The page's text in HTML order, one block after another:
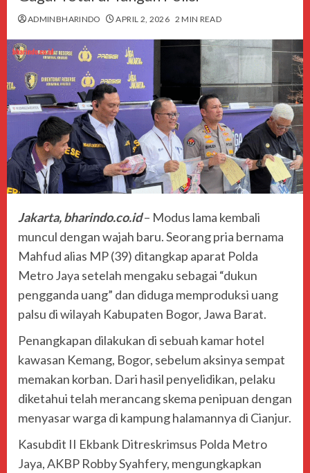
ADMINBHARINDO APRIL 2, 2026 2 MIN READ
Jakarta, bharindo.co.id– Modus lama kembali
muncul dengan wajah baru. Seorang pria bernama
Mahfud alias MP(39) ditangkap aparat Polda
Metro Jaya setelah mengaku sebagai “dukun
pengganda uang” dan diduga memproduksi uang
palsu di wilayah Kabupaten Bogor, Jawa Barat.
Penangkapan dilakukan di sebuah kamar hotel
kawasan Kemang, Bogor, sebelum aksinya sempat
memakan korban. Dari hasil penyelidikan, pelaku
diketahui telah merancang skema penipuan dengan
menyasar warga di kampung halamannya di Cianjur.
Kasubdit II Ekbank Ditreskrimsus Polda Metro
Jaya,AKBP Robby Syahfery, mengungkapkan